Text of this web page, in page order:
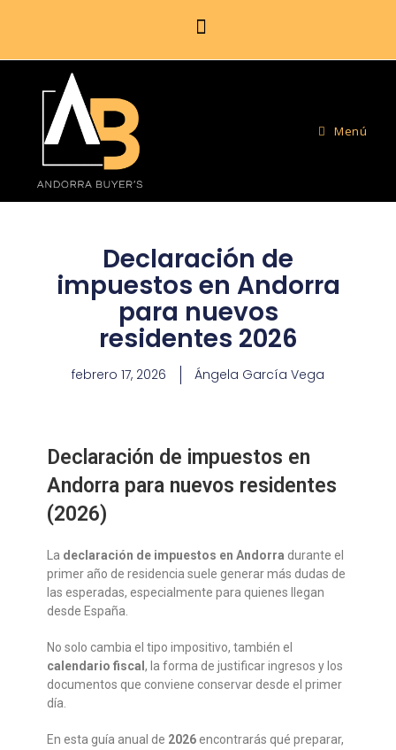
Menú
Declaración de
impuestos en Andorra
para nuevos
residentes 2026
febrero 17, 2026 Ángela García Vega
Declaración de impuestos en
Andorra para nuevos residentes
(2026)
La declaración de impuestos en Andorra durante el
primer año de residencia suele generar más dudas de
las esperadas, especialmente para quienes llegan
desde España.
No solo cambia el tipo impositivo, también el
calendario fiscal , la forma de justificar ingresos y los
documentos que conviene conservar desde el primer
día.
En esta guía anual de 2026encontrarás qué preparar,